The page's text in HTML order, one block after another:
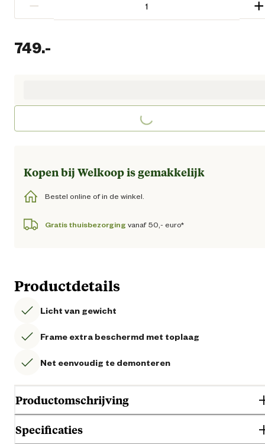
− +
749.-
Loading...
Kopen bij Welkoop is gemakkelijk
Bestel online of in de winkel.
Gratis thuisbezorging vanaf 50,- euro*
Productdetails
Licht van gewicht
Frame extra beschermd met toplaag
Net eenvoudig te demonteren
Productomschrijving
Specificaties